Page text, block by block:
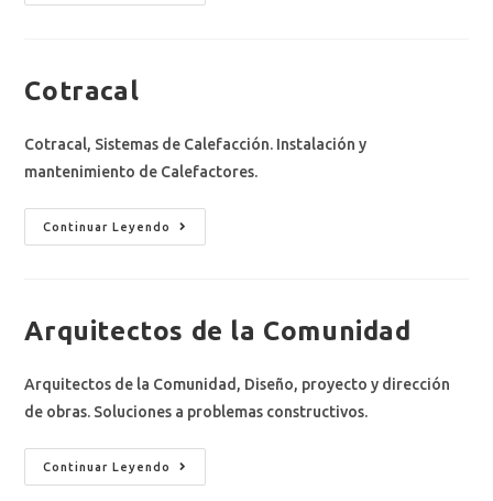
Cotracal
Cotracal, Sistemas de Calefacción. Instalación y
mantenimiento de Calefactores.
Continuar Leyendo
Arquitectos de la Comunidad
Arquitectos de la Comunidad, Diseño, proyecto y dirección
de obras. Soluciones a problemas constructivos.
Continuar Leyendo